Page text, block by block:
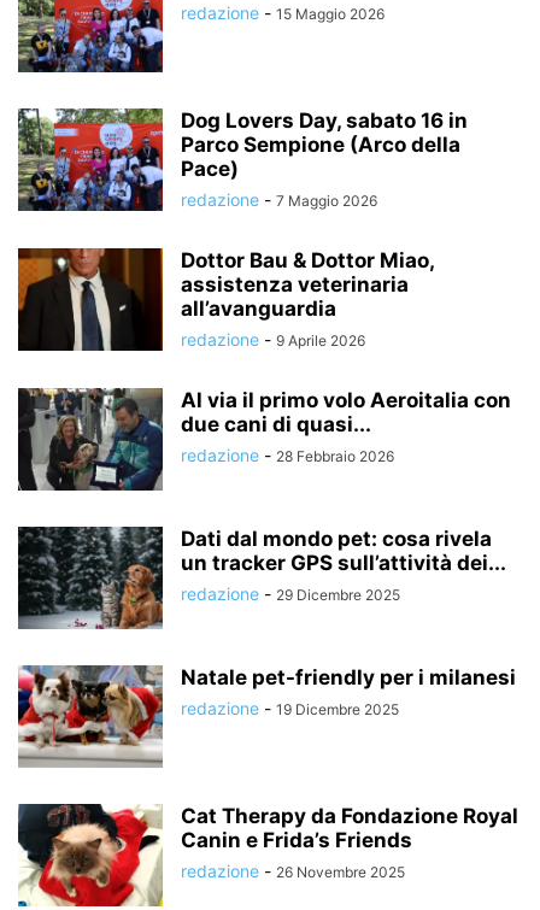
redazione - 15 Maggio 2026
Dog Lovers Day, sabato 16 in
Parco Sempione (Arco della
Pace)
redazione - 7 Maggio 2026
Dottor Bau & Dottor Miao,
assistenza veterinaria
all’avanguardia
redazione - 9 Aprile 2026
Al via il primo volo Aeroitalia con
due cani di quasi...
redazione - 28 Febbraio 2026
Dati dal mondo pet: cosa rivela
un tracker GPS sull’attività dei...
redazione - 29 Dicembre 2025
Natale pet-friendly per i milanesi
redazione - 19 Dicembre 2025
Cat Therapy da Fondazione Royal
Canin e Frida’s Friends
redazione - 26 Novembre 2025